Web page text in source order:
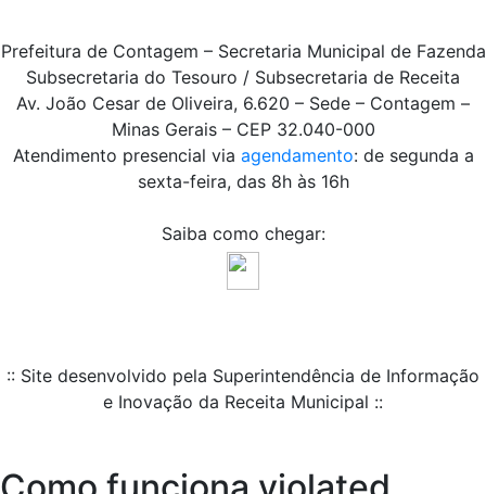
Prefeitura de Contagem – Secretaria Municipal de Fazenda
Subsecretaria do Tesouro / Subsecretaria de Receita
Av. João Cesar de Oliveira, 6.620 – Sede – Contagem –
Minas Gerais – CEP 32.040-000
Atendimento presencial via agendamento: de segunda a
sexta-feira, das 8h às 16h
Saiba como chegar:
:: Site desenvolvido pela Superintendência de Informação
e Inovação da Receita Municipal ::